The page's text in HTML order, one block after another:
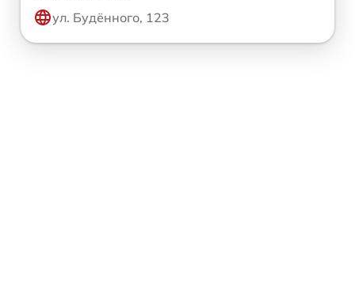
ул. Будённого, 123